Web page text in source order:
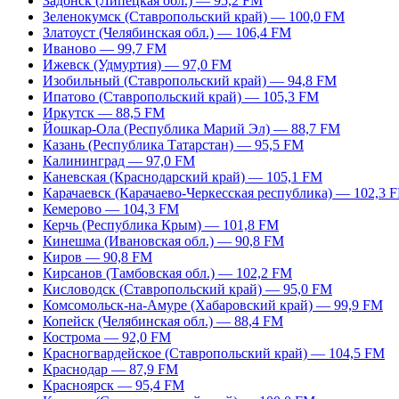
Зеленокумск (Ставропольский край) — 100,0 FM
Златоуст (Челябинская обл.) — 106,4 FM
Иваново — 99,7 FM
Ижевск (Удмуртия) — 97,0 FM
Изобильный (Ставропольский край) — 94,8 FM
Ипатово (Ставропольский край) — 105,3 FM
Иркутск — 88,5 FM
Йошкар-Ола (Республика Марий Эл) — 88,7 FM
Казань (Республика Татарстан) — 95,5 FM
Калининград — 97,0 FM
Каневская (Краснодарский край) — 105,1 FM
Карачаевск (Карачаево-Черкесская республика) — 102,3
Кемерово — 104,3 FM
Керчь (Республика Крым) — 101,8 FM
Кинешма (Ивановская обл.) — 90,8 FM
Киров — 90,8 FM
Кирсанов (Тамбовская обл.) — 102,2 FM
Кисловодск (Ставропольский край) — 95,0 FM
Комсомольск-на-Амуре (Хабаровский край) — 99,9 FM
Копейск (Челябинская обл.) — 88,4 FM
Кострома — 92,0 FM
Красногвардейское (Ставропольский край) — 104,5 FM
Краснодар — 87,9 FM
Красноярск — 95,4 FM